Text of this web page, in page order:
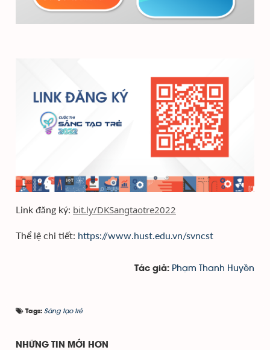
Link đăng ký: bit.ly/DKSangtaotre2022
Thể lệ chi tiết: https://www.hust.edu.vn/svncst
Tác giả: Phạm Thanh Huyền
Tags: Sáng tạo trẻ
NHỮNG TIN MỚI HƠN